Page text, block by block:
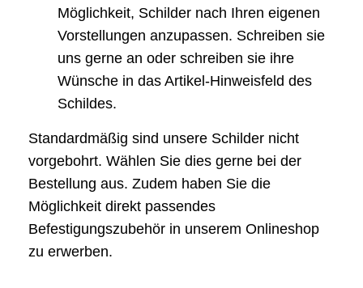
Möglichkeit, Schilder nach Ihren eigenen
Vorstellungen anzupassen. Schreiben sie
uns gerne an oder schreiben sie ihre
Wünsche in das Artikel-Hinweisfeld des
Schildes.
Standardmäßig sind unsere Schilder nicht
vorgebohrt. Wählen Sie dies gerne bei der
Bestellung aus. Zudem haben Sie die
Möglichkeit direkt passendes
Befestigungszubehör in unserem Onlineshop
zu erwerben.